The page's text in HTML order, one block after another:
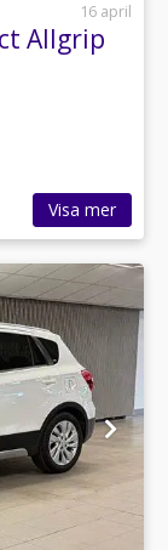
16 april
Allgrip
Visa mer